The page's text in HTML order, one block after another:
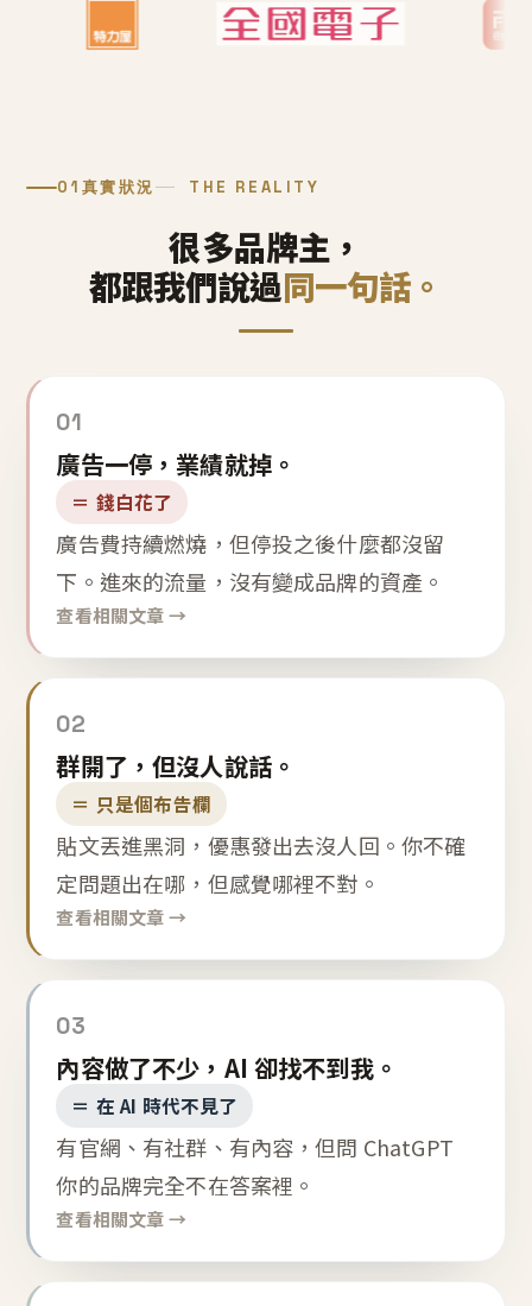
01 真實狀況 THE REALITY
很多品牌主，
都跟我們說過同一句話。
01
廣告一停，業績就掉。
＝ 錢白花了
廣告費持續燃燒，但停投之後什麼都沒留
下。進來的流量，沒有變成品牌的資產。
查看相關文章 →
02
群開了，但沒人說話。
＝ 只是個布告欄
貼文丟進黑洞，優惠發出去沒人回。你不確
定問題出在哪，但感覺哪裡不對。
查看相關文章 →
03
內容做了不少，AI 卻找不到我。
＝ 在 AI 時代不見了
有官網、有社群、有內容，但問 ChatGPT
你的品牌完全不在答案裡。
查看相關文章 →